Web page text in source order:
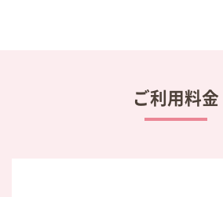
ご利用料金